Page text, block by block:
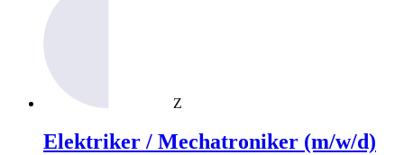
Z
Elektriker / Mechatroniker (m/w/d)